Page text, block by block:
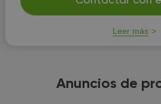
Leer más
Anuncios de